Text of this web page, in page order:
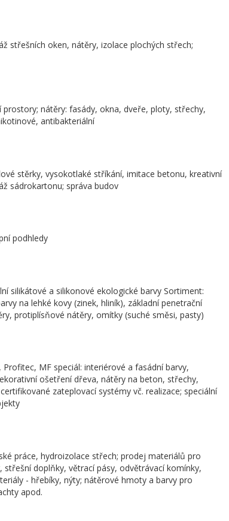
střešních oken, nátěry, izolace plochých střech;
nátěry: fasády, okna, dveře, ploty, střechy,
antibakteriální
stěrky, vysokotlaké stříkání, imitace betonu, kreativní
sádrokartonu; správa budov
podhledy
silikátové a silikonové ekologické barvy Sortiment:
na lehké kovy (zinek, hliník), základní penetrační
protiplísňové nátěry, omítky (suché směsi, pasty)
MF speciál: interiérové a fasádní barvy,
ošetření dřeva, nátěry na beton, střechy,
zateplovací systémy vč. realizace; speciální
práce, hydroizolace střech; prodej materiálů pro
doplňky, větrací pásy, odvětrávací komínky,
- hřebíky, nýty; nátěrové hmoty a barvy pro
apod.